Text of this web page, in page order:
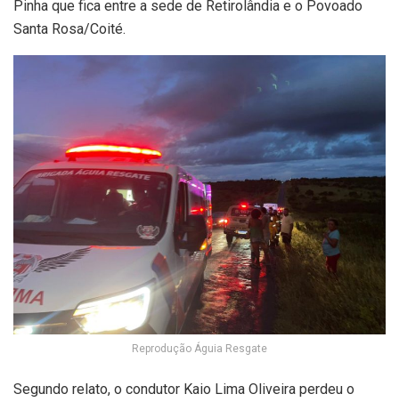
Pinha que fica entre a sede de Retirolândia e o Povoado
Santa Rosa/Coité.
Reprodução Águia Resgate
Segundo relato, o condutor Kaio Lima Oliveira perdeu o